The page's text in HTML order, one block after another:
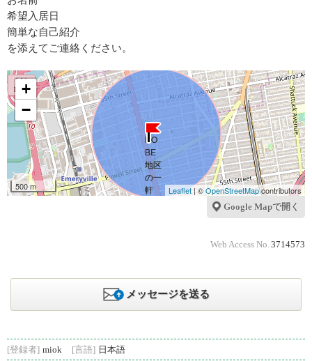
希望入居日
簡単な自己紹介
を添えてご連絡ください。
+
−
500 m Leaflet| ©OpenStreetMapcontributors
Google Mapで開く
Web Access No. 3714573
メッセージを送る
[登録者] miok [言語] 日本語